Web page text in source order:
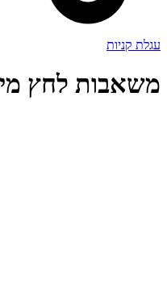
עגלת קניות
משאבות לחץ